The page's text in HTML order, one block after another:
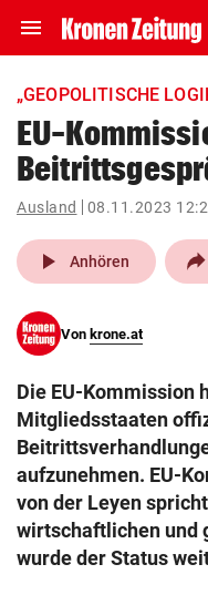
menu Navigation
ein-/ausklappen
account_circle Anmelden
pin_drop
Wien
search
eingeben
© Krone Multimedia
Muthgasse 2, 1190 Wien
„GEOPOLITISCHE
EU-
Ausland 08.11.2023
play_arrow Anhören
Von krone.at
Die EU-Kommission
Mitgliedsstaaten
aufzunehmen. EU-
von der Leyen
wirtschaftlichen und
wurde der Status